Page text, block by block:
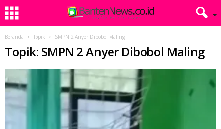
Beranda Topik SMPN 2 Anyer Dibobol Maling
Topik: SMPN 2 Anyer Dibobol Maling